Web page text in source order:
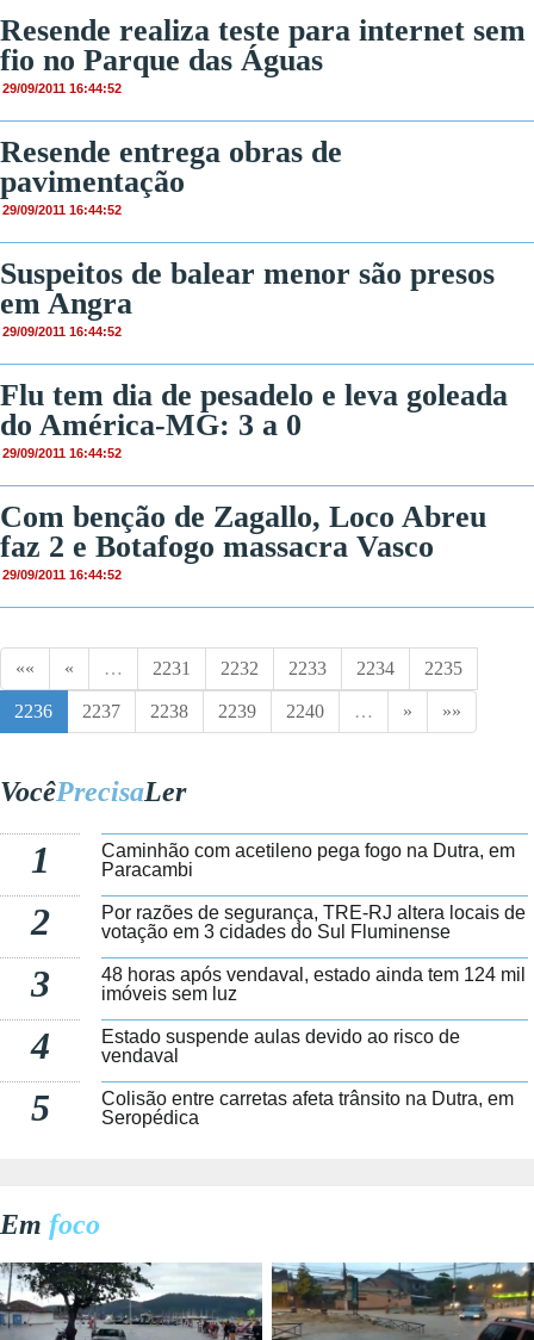
Resende realiza teste para internet sem
fio no Parque das Águas
29/09/2011 16:44:52
Resende entrega obras de
pavimentação
29/09/2011 16:44:52
Suspeitos de balear menor são presos
em Angra
29/09/2011 16:44:52
Flu tem dia de pesadelo e leva goleada
do América-MG: 3 a 0
29/09/2011 16:44:52
Com benção de Zagallo, Loco Abreu
faz 2 e Botafogo massacra Vasco
29/09/2011 16:44:52
«« « … 2231 2232 2233 2234 2235
2236 2237 2238 2239 2240 … » »»
VocêPrecisaLer
1
Caminhão com acetileno pega fogo na Dutra, em
Paracambi
2
Por razões de segurança, TRE-RJ altera locais de
votação em 3 cidades do Sul Fluminense
3
48 horas após vendaval, estado ainda tem 124 mil
imóveis sem luz
4
Estado suspende aulas devido ao risco de
vendaval
5
Colisão entre carretas afeta trânsito na Dutra, em
Seropédica
Em foco